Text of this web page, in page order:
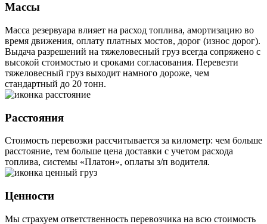
Массы
Масса резервуара влияет на расход топлива, амортизацию во
время движения, оплату платных мостов, дорог (износ дорог).
Выдача разрешений на тяжеловесный груз всегда сопряжено с
высокой стоимостью и сроками согласования. Перевезти
тяжеловесный груз выходит намного дороже, чем
стандартный до 20 тонн.
Расстояния
Стоимость перевозки рассчитывается за километр: чем больше
расстояние, тем больше цена доставки с учетом расхода
топлива, системы «Платон», оплаты з/п водителя.
Ценности
Мы страхуем ответственность перевозчика на всю стоимость